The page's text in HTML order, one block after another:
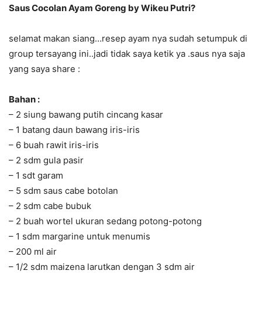
Saus Cocolan Ayam Goreng by Wikeu Putri?
selamat makan siang…resep ayam nya sudah setumpuk di
group tersayang ini..jadi tidak saya ketik ya .saus nya saja
yang saya share :
Bahan :
– 2 siung bawang putih cincang kasar
– 1 batang daun bawang iris-iris
– 6 buah rawit iris-iris
– 2 sdm gula pasir
– 1 sdt garam
– 5 sdm saus cabe botolan
– 2 sdm cabe bubuk
– 2 buah wortel ukuran sedang potong-potong
– 1 sdm margarine untuk menumis
– 200 ml air
– 1/2 sdm maizena larutkan dengan 3 sdm air